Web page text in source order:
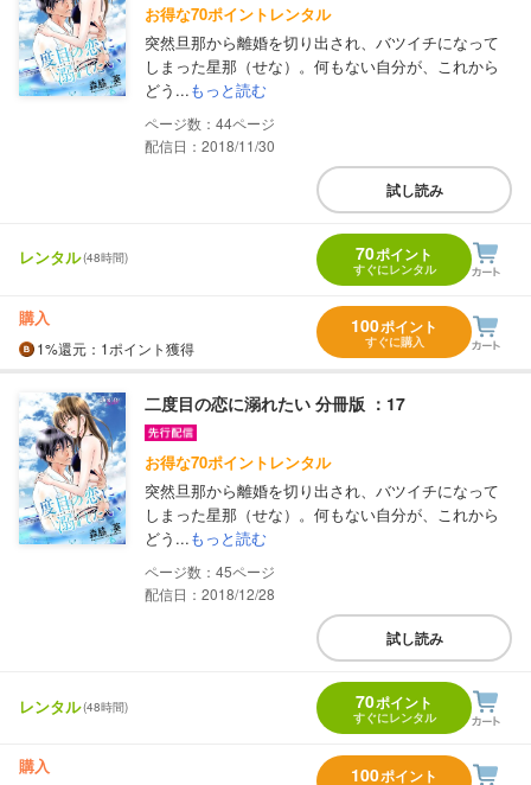
お得な70ポイントレンタル
突然旦那から離婚を切り出され、バツイチになって
しまった星那（せな）。何もない自分が、これから
どう...もっと読む
44
配信日：2018/11/30
試し読み
レンタル(48時間) 70ポイント
すぐにレンタル
購入
1%還元 ：1ポイント獲得
100ポイント
すぐに購入
二度目の恋に溺れたい 分冊版 ：17
お得な70ポイントレンタル
突然旦那から離婚を切り出され、バツイチになって
しまった星那（せな）。何もない自分が、これから
どう...もっと読む
45
配信日：2018/12/28
試し読み
レンタル(48時間) 70ポイント
すぐにレンタル
購入 100ポイント